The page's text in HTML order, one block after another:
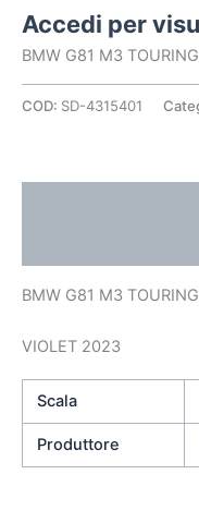
Accedi per
BMW G81 M3
COD: SD-4315401
BMW G81 M3
VIOLET 2023
Scala
Produttore